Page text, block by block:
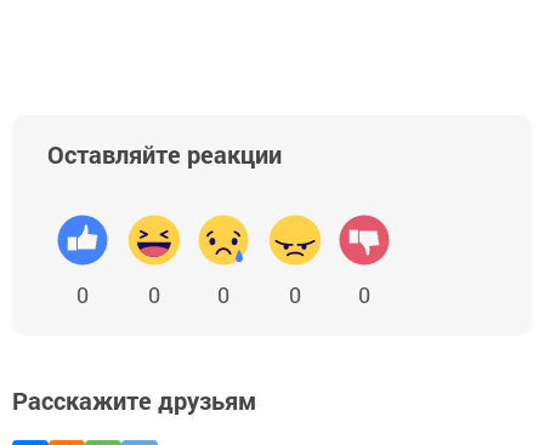
Оставляйте реакции
0 0 0 0 0
Расскажите друзьям